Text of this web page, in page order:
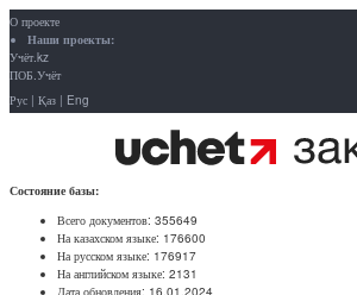
О проекте
Наши проекты:
Учёт.kz
ПОБ.Учёт
Рус | Қаз | Eng
Состояние базы:
Всего документов: 355649
На казахском языке: 176600
На русском языке: 176917
На английском языке: 2131
Дата обновления: 16.01.2024